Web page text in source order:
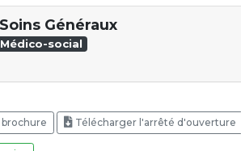
Généraux
Médico-social
Télécharger l'arrêté d'ouverture